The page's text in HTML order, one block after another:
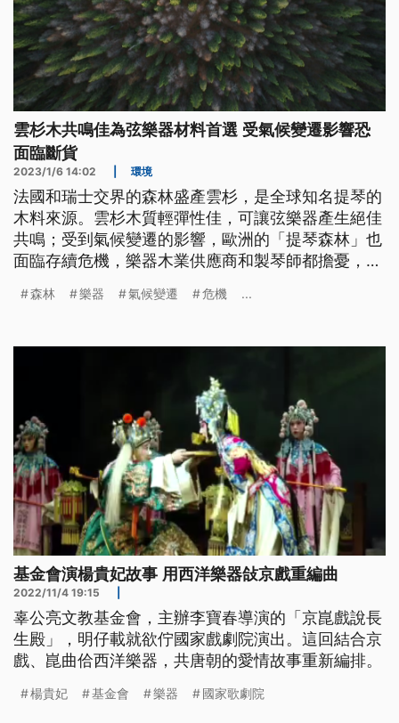
雲杉木共鳴佳為弦樂器材料首選 受氣候變遷影響恐
面臨斷貨
2023/1/6 14:02 環境
法國和瑞士交界的森林盛產雲杉，是全球知名提琴的
木料來源。雲杉木質輕彈性佳，可讓弦樂器產生絕佳
共鳴；受到氣候變遷的影響，歐洲的「提琴森林」也
面臨存續危機，樂器木業供應商和製琴師都擔憂，未
森林 樂器 氣候變遷 危機 ...
基金會演楊貴妃故事 用西洋樂器敆京戲重編曲
2022/11/4 19:15
辜公亮文教基金會，主辦李寶春導演的「京崑戲說長
生殿」，明仔載就欲佇國家戲劇院演出。這回結合京
戲、崑曲佮西洋樂器，共唐朝的愛情故事重新編排。
楊貴妃 基金會 樂器 國家歌劇院